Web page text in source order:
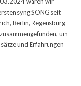
syng:SONG seit
Berlin, Regensburg
um
und Erfahrungen